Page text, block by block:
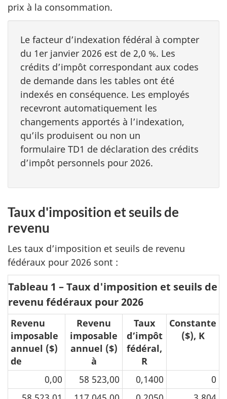
prix à la consommation.
Le facteur d’indexation fédéral à compter
du 1er janvier 2026 est de 2,0 %. Les
crédits d’impôt correspondant aux codes
de demande dans les tables ont été
indexés en conséquence. Les employés
recevront automatiquement les
changements apportés à l’indexation,
qu’ils produisent ou non un
formulaire TD1 de déclaration des crédits
d’impôt personnels pour 2026.
Taux d'imposition et seuils de
revenu
Les taux d’imposition et seuils de revenu
fédéraux pour 2026 sont :
Tableau 1 – Taux d'imposition et seuils de
revenu fédéraux pour 2026
Revenu
imposable
annuel ($)
de
Revenu
imposable
annuel ($)
à
Taux
d’impôt
fédéral,
R
Constante
($), K
0,00 58 523,00 0,1400
0